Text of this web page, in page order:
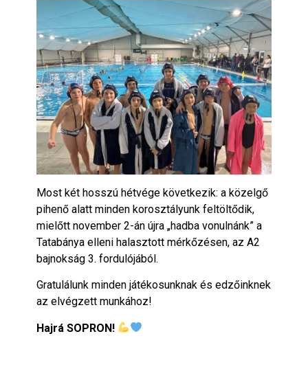
Most két hosszú hétvége következik: a közelgő
pihenő alatt minden korosztályunk feltöltődik,
mielőtt november 2-án újra „hadba vonulnánk” a
Tatabánya elleni halasztott mérkőzésen, az A2
bajnokság 3. fordulójából.
Gratulálunk minden játékosunknak és edzőinknek
az elvégzett munkához!
Hajrá SOPRON!